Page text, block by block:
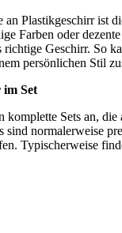
an Plastikgeschirr ist
Farben oder
richtige Geschirr. So
persönlichen Stil
im Set
komplette⁢ Sets an, die
sind normalerweise
Typischerweise